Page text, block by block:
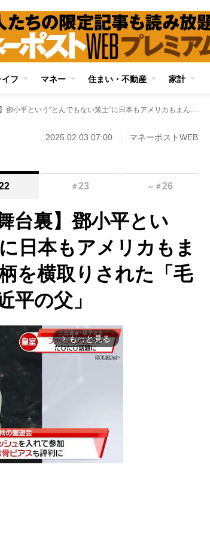
イフ マネー 住まい・不動産 家計
【中国「改革開放」の舞台裏】鄧小平という“とんでもない策士”に日本もアメリカもまんまと騙された！ 手柄を横取りされた「毛沢東の後継者」と「習近平の父」
2025.02.03 07:00 マネーポストWEB
＃23 ～ ＃26
台裏】鄧小平とい
日本もアメリカもま
を横取りされた「毛
平の父」
arrow_forward_ios もっと見る